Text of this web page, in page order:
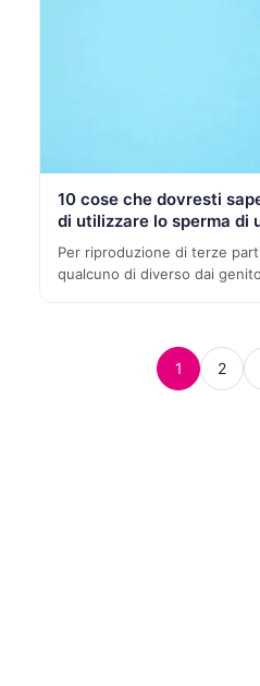
10 cose che dovresti
di utilizzare lo sperma di
Per riproduzione di terze
qualcuno di diverso dai
1 2